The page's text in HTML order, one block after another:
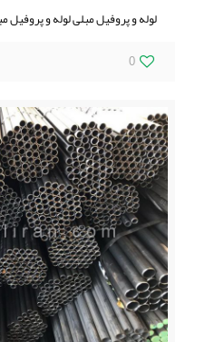
لوله و پروفيل مبلی لوله و پروفيل
0